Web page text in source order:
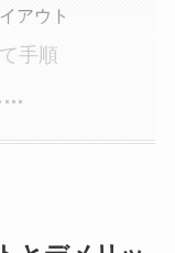
アウト
手順